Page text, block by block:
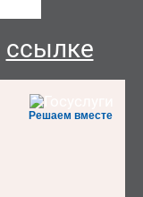
ссылке
Решаем вместе